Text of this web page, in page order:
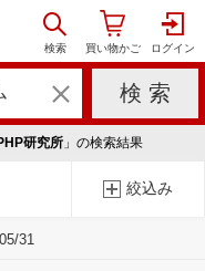
研究所 」の検索結果
絞込み
31